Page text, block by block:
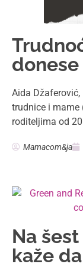
Aida
trudnice i mame
roditeljima od
Mamacom&ja
Na
kaže